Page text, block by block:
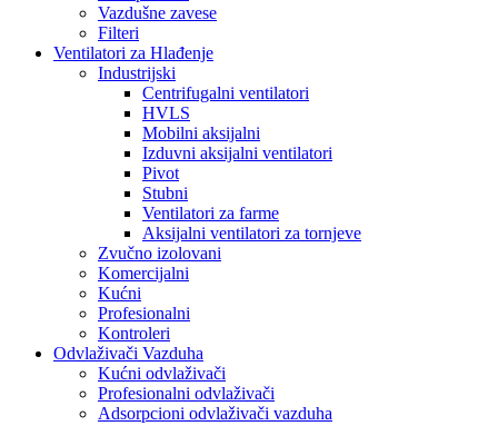
Vazdušne zavese
Filteri
Ventilatori za Hlađenje
Industrijski
Centrifugalni ventilatori
HVLS
Mobilni aksijalni
Izduvni aksijalni ventilatori
Pivot
Stubni
Ventilatori za farme
Aksijalni ventilatori za tornjeve
Zvučno izolovani
Komercijalni
Kućni
Profesionalni
Kontroleri
Odvlaživači Vazduha
Kućni odvlaživači
Profesionalni odvlaživači
Adsorpcioni odvlaživači vazduha